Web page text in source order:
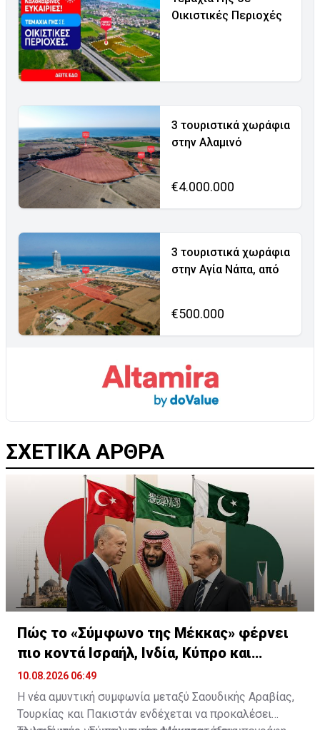
Οικιστικές Περιοχές
3 τουριστικά χωράφια
στην Αλαμινό
€4.000.000
3 τουριστικά χωράφια
στην Αγία Νάπα, από
€500.000
ΣΧΕΤΙΚΑ ΑΡΘΡΑ
Πώς το «Σύμφωνο της Μέκκας» φέρνει
πιο κοντά Ισραήλ, Ινδία, Κύπρο και
Ελλάδα
10.08.2026 06:49
Η νέα αμυντική συμφωνία μεταξύ Σαουδικής Αραβίας,
Τουρκίας και Πακιστάν ενδέχεται να προκαλέσει